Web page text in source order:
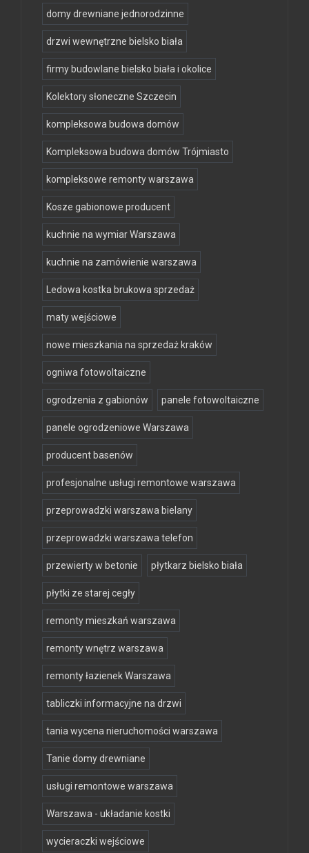
domy drewniane jednorodzinne
drzwi wewnętrzne bielsko biała
firmy budowlane bielsko biała i okolice
Kolektory słoneczne Szczecin
kompleksowa budowa domów
Kompleksowa budowa domów Trójmiasto
kompleksowe remonty warszawa
Kosze gabionowe producent
kuchnie na wymiar Warszawa
kuchnie na zamówienie warszawa
Ledowa kostka brukowa sprzedaż
maty wejściowe
nowe mieszkania na sprzedaż kraków
ogniwa fotowoltaiczne
ogrodzenia z gabionów panele fotowoltaiczne
panele ogrodzeniowe Warszawa
producent basenów
profesjonalne usługi remontowe warszawa
przeprowadzki warszawa bielany
przeprowadzki warszawa telefon
przewierty w betonie płytkarz bielsko biała
płytki ze starej cegły
remonty mieszkań warszawa
remonty wnętrz warszawa
remonty łazienek Warszawa
tabliczki informacyjne na drzwi
tania wycena nieruchomości warszawa
Tanie domy drewniane
usługi remontowe warszawa
Warszawa - układanie kostki
wycieraczki wejściowe